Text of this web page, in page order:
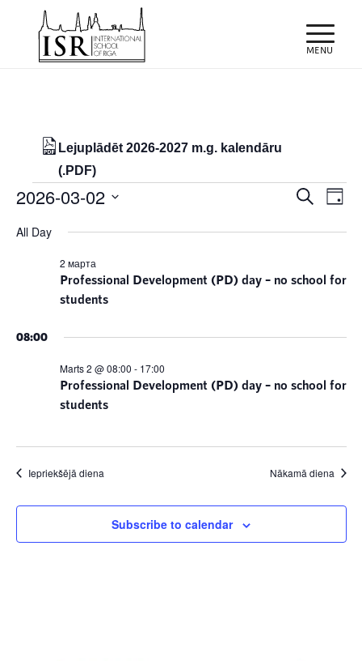
Lejuplādēt 2026-2027 m.g. kalendāru
(.PDF)
Notikumi
for
02/03/2026
Views
Meklēt
Day
2026-03-02
All Day
Professional Development (PD) day – no school for
students
2 марта
08:00
Professional Development (PD) day – no school for
students
Marts 2 @ 08:00 - 17:00
Iepriekšējā diena Nākamā diena
Subscribe to calendar